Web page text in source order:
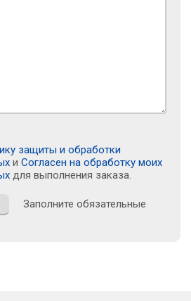
защиты и обработки
и Согласен на обработку моих
для выполнения заказа.
Заполните обязательные